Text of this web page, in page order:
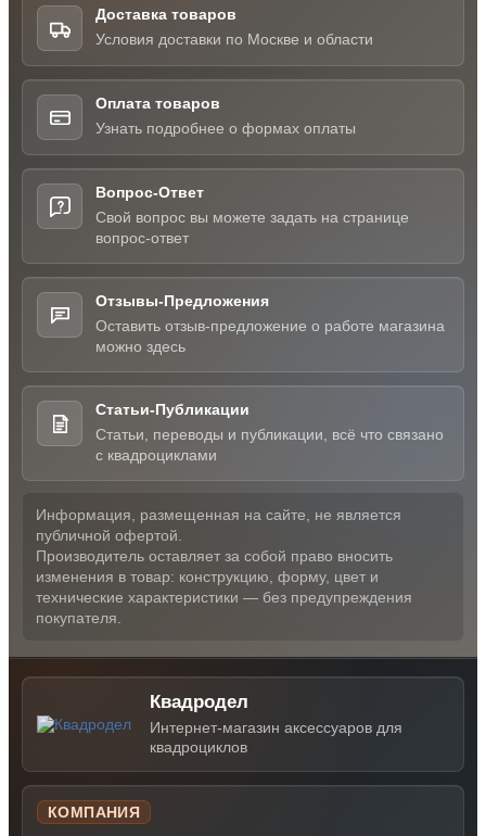
Доставка товаров
Условия доставки по Москве и области
Оплата товаров
Узнать подробнее о формах оплаты
Вопрос-Ответ
Свой вопрос вы можете задать на странице
вопрос-ответ
Отзывы-Предложения
Оставить отзыв-предложение о работе магазина
можно здесь
Статьи-Публикации
Статьи, переводы и публикации, всё что связано
с квадроциклами
Информация, размещенная на сайте, не является
публичной офертой.
Производитель оставляет за собой право вносить
изменения в товар: конструкцию, форму, цвет и
технические характеристики — без предупреждения
покупателя.
Квадродел
Интернет-магазин аксессуаров для
квадроциклов
КОМПАНИЯ